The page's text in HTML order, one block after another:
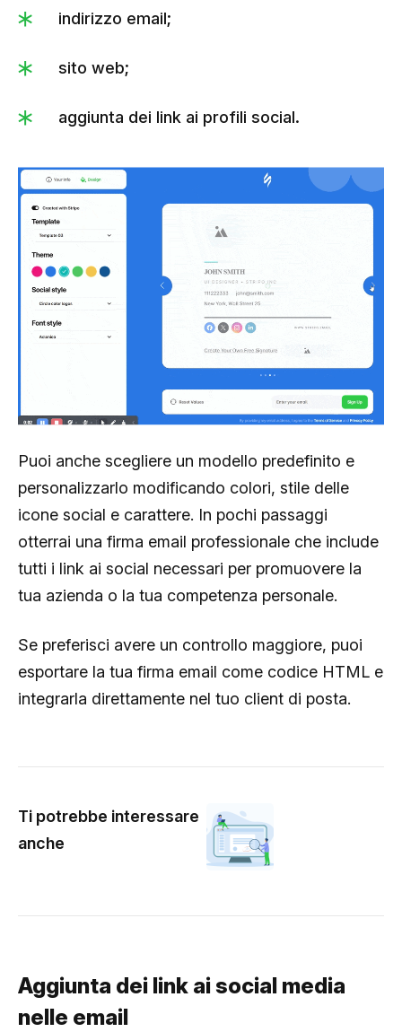
indirizzo email;
sito web;
aggiunta dei link ai profili social.
Puoi anche scegliere un modello predefinito e
personalizzarlo modificando colori, stile delle
icone social e carattere. In pochi passaggi
otterrai una firma email professionale che include
tutti i link ai social necessari per promuovere la
tua azienda o la tua competenza personale.
Se preferisci avere un controllo maggiore, puoi
esportare la tua firma email come codice HTML e
integrarla direttamente nel tuo client di posta.
Ti potrebbe interessare
anche
Aggiunta dei link ai social media
nelle email